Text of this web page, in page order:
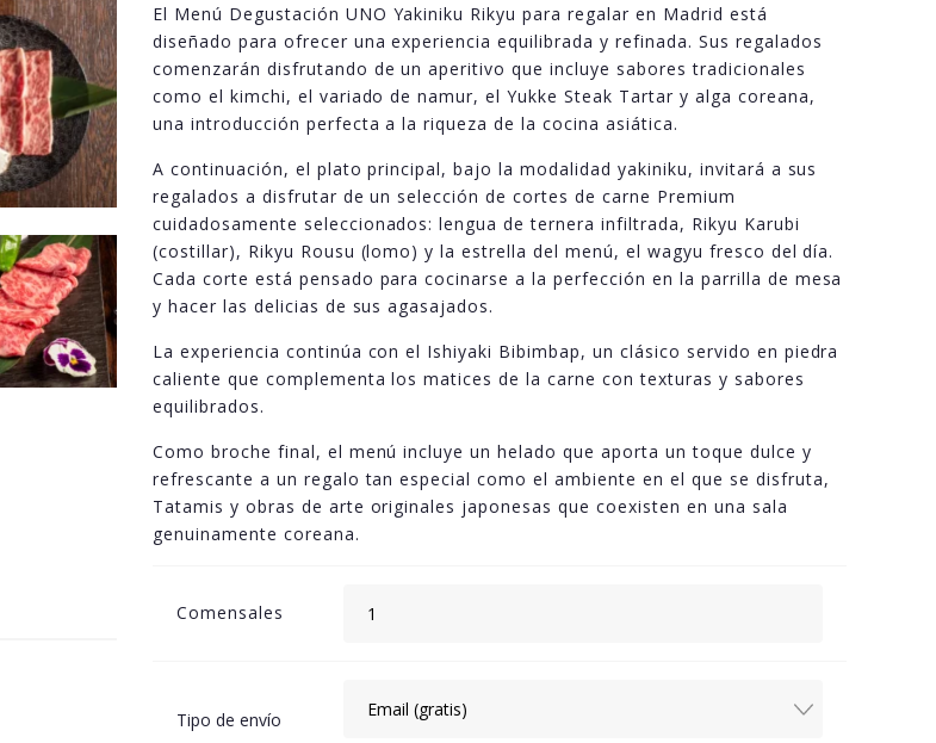
El Menú Degustación UNO Yakiniku Rikyu para regalar en Madrid está
diseñado para ofrecer una experiencia equilibrada y refinada. Sus regalados
comenzarán disfrutando de un aperitivo que incluye sabores tradicionales
como el kimchi, el variado de namur, el Yukke Steak Tartar y alga coreana,
una introducción perfecta a la riqueza de la cocina asiática.
A continuación, el plato principal, bajo la modalidad yakiniku, invitará a sus
regalados a disfrutar de un selección de cortes de carne Premium
cuidadosamente seleccionados: lengua de ternera infiltrada, Rikyu Karubi
(costillar), Rikyu Rousu (lomo) y la estrella del menú, el wagyu fresco del día.
Cada corte está pensado para cocinarse a la perfección en la parrilla de mesa
y hacer las delicias de sus agasajados.
La experiencia continúa con el Ishiyaki Bibimbap, un clásico servido en piedra
caliente que complementa los matices de la carne con texturas y sabores
equilibrados.
Como broche final, el menú incluye un helado que aporta un toque dulce y
refrescante a un regalo tan especial como el ambiente en el que se disfruta,
Tatamis y obras de arte originales japonesas que coexisten en una sala
genuinamente coreana.
Comensales
Tipo de envío